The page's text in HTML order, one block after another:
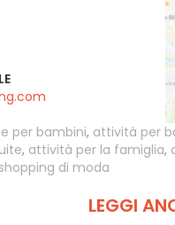
per bambini, attività per
, attività per la famiglia,
di moda
LEGGI